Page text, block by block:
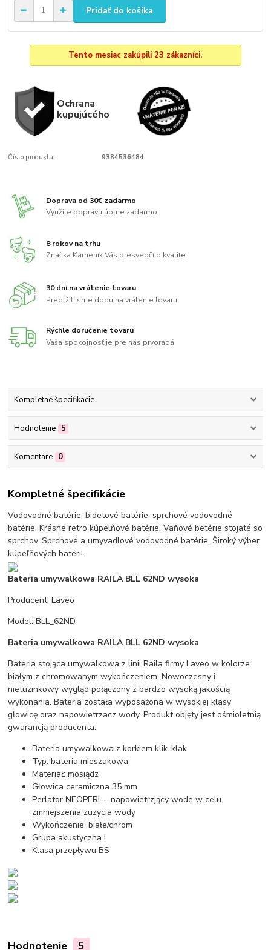
Pridať do košíka
Tento mesiac zakúpili 23 zákazníci.
Ochrana
kupujúcého
Číslo produktu: 9384536484
Doprava od 30€ zadarmo
Využite dopravu úplne zadarmo
8 rokov na trhu
Značka Kameník Vás presvedčí o kvalite
30 dní na vrátenie tovaru
Predĺžili sme dobu na vrátenie tovaru
Rýchle doručenie tovaru
Vaša spokojnosť je pre nás prvoradá
Kompletné špecifikácie
Hodnotenie 5
Komentáre 0
Kompletné špecifikácie
Vodovodné batérie, bidetové batérie, sprchové vodovodné
batérie. Krásne retro kúpelňové batérie. Vaňové betérie stojaté so
sprchov. Sprchové a umyvadlové vodovodné batérie. Široký výber
kúpeľňových batérii.
Bateria umywalkowa RAILA BLL 62ND wysoka
Producent: Laveo
Model: BLL_62ND
Bateria umywalkowa RAILA BLL 62ND wysoka
Bateria stojąca umywalkowa z linii Raila firmy Laveo w kolorze
białym z chromowanym wykończeniem. Nowoczesny i
nietuzinkowy wygląd połączony z bardzo wysoką jakością
wykonania. Bateria została wyposażona w wysokiej klasy
głowicę oraz napowietrzacz wody. Produkt objęty jest ośmioletnią
gwarancją producenta.
Bateria umywalkowa z korkiem klik-klak
Typ: bateria mieszakowa
Materiał: mosiądz
Głowica ceramiczna 35 mm
Perlator NEOPERL - napowietrzjący wode w celu
zmniejszenia zuzycia wody
Wykończenie: białe/chrom
Grupa akustyczna I
Klasa przepływu BS
Hodnotenie 5